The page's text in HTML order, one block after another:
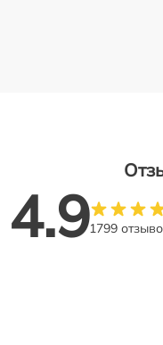
4.91799